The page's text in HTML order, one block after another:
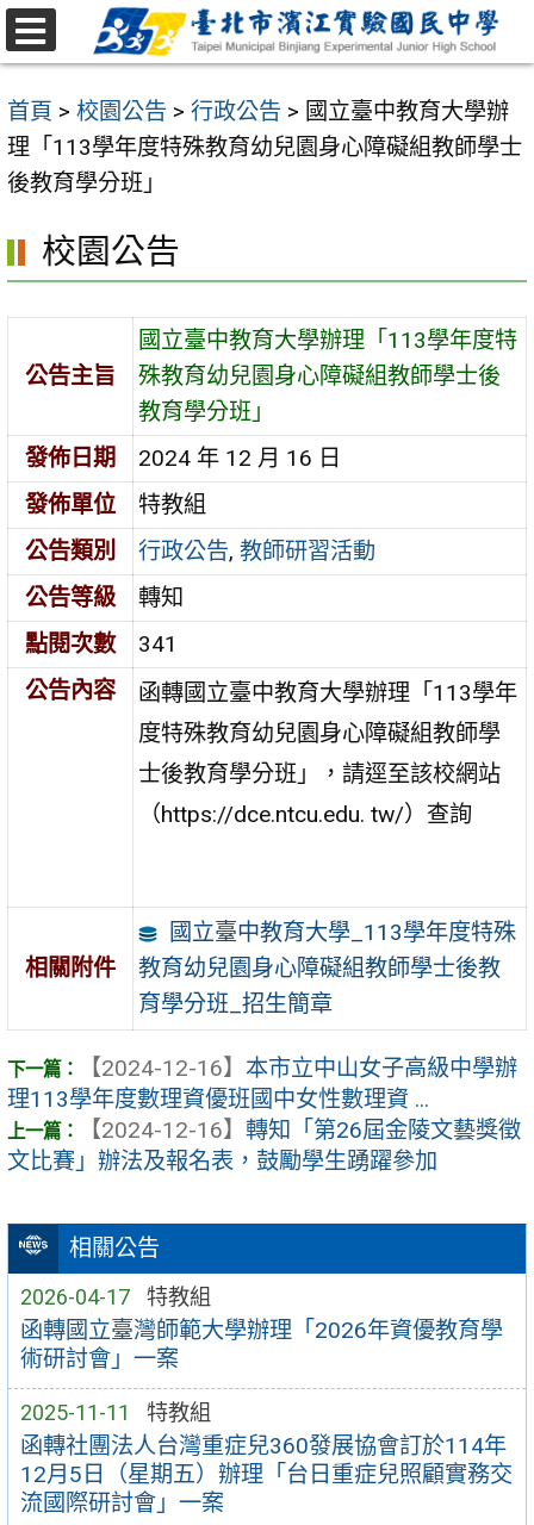
跳
至
要
內
容
首頁 > 校園公告 > 行政公告 > 國立臺中教育大學辦
理「113學年度特殊教育幼兒園身心障礙組教師學士
後教育學分班」
相關公告
2026-04-17 特教組
函轉國立臺灣師範大學辦理「2026年資優教育學
術研討會」一案
2025-11-11 特教組
函轉社團法人台灣重症兒360發展協會訂於114年
12月5日（星期五）辦理「台日重症兒照顧實務交
流國際研討會」一案
校園公告
公告主旨
國立臺中教育大學辦理「113學年度特
殊教育幼兒園身心障礙組教師學士後
教育學分班」
發佈日期
2024 年 12 月 16 日
發佈單位
特教組
公告類別
行政公告,教師研習活動
公告等級
轉知
點閱次數
341
公告內容
函轉國立臺中教育大學辦理「113學年
度特殊教育幼兒園身心障礙組教師學
士後教育學分班」，請逕至該校網站
（https://dce.ntcu.edu. tw/）查詢
相關附件
國立臺中教育大學_113學年度特殊
教育幼兒園身心障礙組教師學士後教
育學分班_招生簡章
【2024-12-16】 本市立中山女子高級中學辦
理113學年度數理資優班國中女性數理資 ...
【2024-12-16】 轉知「第26屆金陵文藝獎徵
文比賽」辦法及報名表，鼓勵學生踴躍參加
選
單